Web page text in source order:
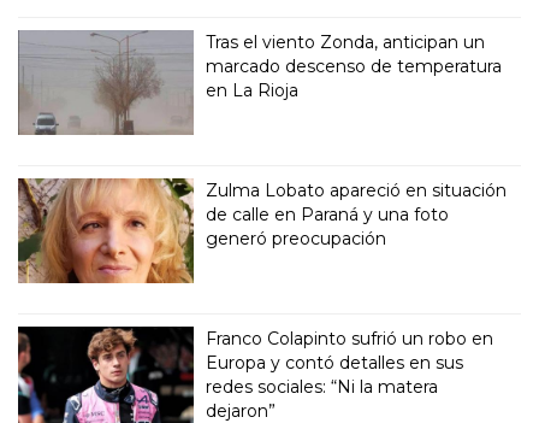
Tras el viento Zonda, anticipan un
marcado descenso de temperatura
en La Rioja
Zulma Lobato apareció en situación
de calle en Paraná y una foto
generó preocupación
Franco Colapinto sufrió un robo en
Europa y contó detalles en sus
redes sociales: “Ni la matera
dejaron”